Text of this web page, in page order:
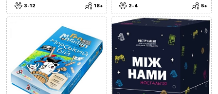
Быстрые (903)
Для событий и локаций
С чем
3-12 18+ 2-4 5+